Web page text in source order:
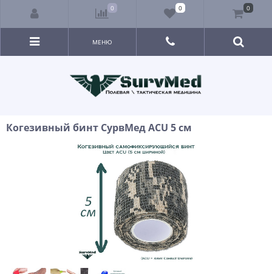
МЕНЮ
Когезивный бинт СурвМед ACU 5 см
0 0 0